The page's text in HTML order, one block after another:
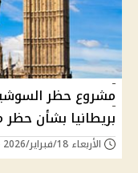
مشروع حظر
بريطانيا بشأن حظر
الأربعاء 18/فبراير/2026 - 03:00 ص